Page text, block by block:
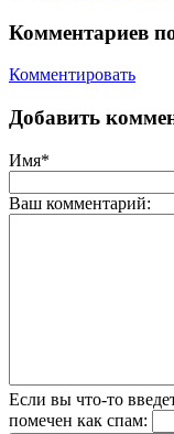
Комментариев
Комментировать
Добавить
Имя*
Ваш комментарий:
Если вы что-то
помечен как спам: